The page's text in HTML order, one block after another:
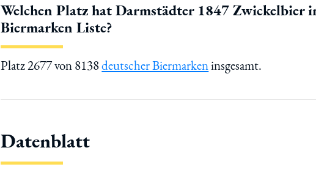
Welchen Platz hat Darmstädter 1847 Zwickelbier
Biermarken Liste?
Platz 2677 von 8138deutscher Biermarkeninsgesamt.
Datenblatt